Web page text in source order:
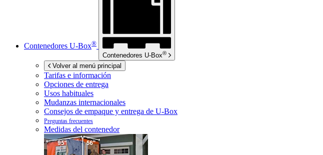
Contenedores U-Box®
Contenedores U-Box®
Volver al menú principal
Tarifas e información
Opciones de entrega
Usos habituales
Mudanzas internacionales
Consejos de empaque y entrega de U-Box
Preguntas frecuentes
Medidas del contenedor